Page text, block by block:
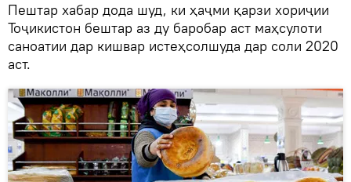
Пештар хабар дода шуд, ки ҳаҷми қарзи хориҷии
Тоҷикистон бештар аз ду баробар аст маҳсулоти
саноатии дар кишвар истеҳсолшуда дар соли 2020
аст.